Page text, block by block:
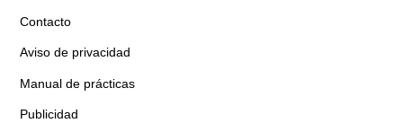
Contacto
Aviso de privacidad
Manual de prácticas
Publicidad